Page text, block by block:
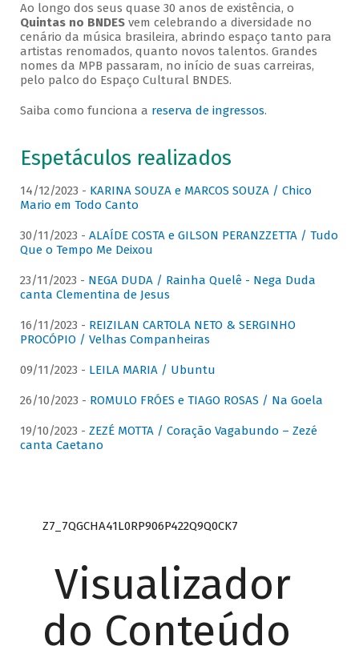
Ao longo dos seus quase 30 anos de existência, o
Quintas no BNDESvem celebrando a diversidade no
cenário da música brasileira, abrindo espaço tanto para
artistas renomados, quanto novos talentos. Grandes
nomes da MPB passaram, no início de suas carreiras,
pelo palco do Espaço Cultural BNDES.
Saiba como funciona a reserva de ingressos.
Espetáculos realizados
14/12/2023 - KARINA SOUZA e MARCOS SOUZA / Chico
Mario em Todo Canto
30/11/2023 - ALAÍDE COSTA e GILSON PERANZZETTA / Tudo
Que o Tempo Me Deixou
23/11/2023 - NEGA DUDA / Rainha Quelê - Nega Duda
canta Clementina de Jesus
16/11/2023 - REIZILAN CARTOLA NETO & SERGINHO
PROCÓPIO / Velhas Companheiras
09/11/2023 - LEILA MARIA / Ubuntu
26/10/2023 - ROMULO FRÓES e TIAGO ROSAS / Na Goela
19/10/2023 - ZEZÉ MOTTA / Coração Vagabundo – Zezé
canta Caetano
Z7_7QGCHA41L0RP906P422Q9Q0CK7
Visualizador
do Conteúdo